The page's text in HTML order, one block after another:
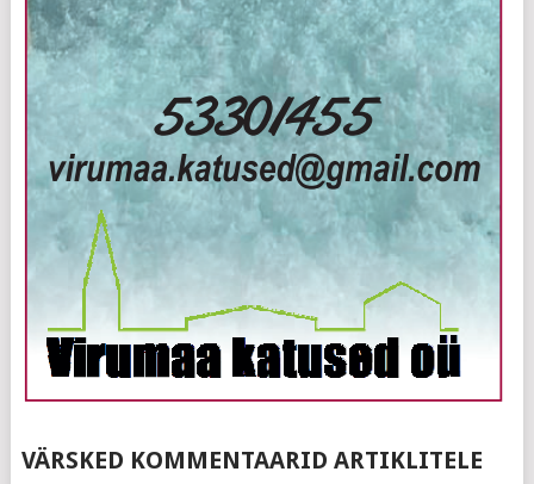
VÄRSKED KOMMENTAARID ARTIKLITELE